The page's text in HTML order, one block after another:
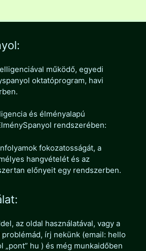
működő, egyedi
oktatóprogram, havi
és élményalapú
rendszerében:
fokozatosságát, a
hangvételét és az
előnyeit egy rendszerben.
az oldal használatával, vagy a
problémád, írj nekünk (email: hello
„pont” hu ) és még munkaidőben